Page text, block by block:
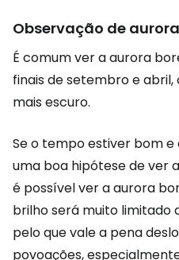
Observação de
É comum ver a aurora
finais de setembro e abril,
mais escuro.
Se o tempo estiver bom
uma boa hipótese de ver
é possível ver a aurora
brilho será muito limitado
pelo que vale a pena
povoações,